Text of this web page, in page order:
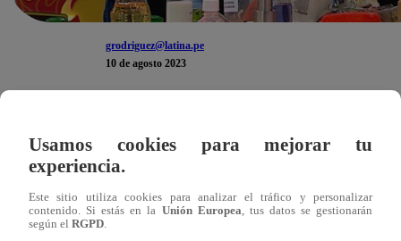
grodriguez@latina.pe
10 de agosto 2023
competidores lo saben. Esta noche,
Laura Spoya
dejó
los participantes ganaron un lugar en la semifinal, la
programa.
Usamos cookies para mejorar tu
experiencia.
Este sitio utiliza cookies para analizar el tráfico y personalizar
contenido. Si estás en la Unión Europea, tus datos se gestionarán
según el RGPD.